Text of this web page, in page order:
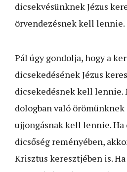
dicsekvésünknek Jézus
örvendezésnek kell lennie.
Pál úgy gondolja, hogy a
dicsekedésének Jézus
dicsekedésnek kell lennie.
dologban való
ujjongásnak kell lennie. Ha
dicsőség reményében,
Krisztus keresztjében is.